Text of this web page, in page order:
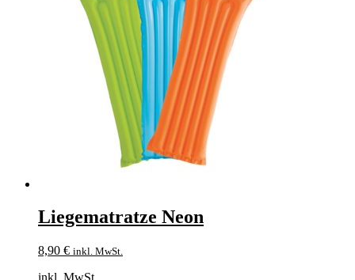
Liegematratze Neon
8,90 € inkl. MwSt.